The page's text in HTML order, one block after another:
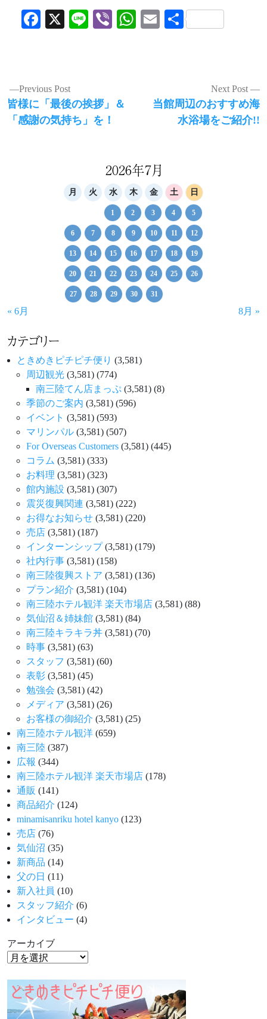
Facebook
X LineViberWhatsApp
Email
共
投
稿
ナ
Previous Post
Previous
post:
皆様に「最後の挨拶」＆
「感謝の気持ち」を！
Next Post
Next
当館周辺のおすすめ海
水浴場をご紹介!!
2026年7月
月 火 水 木 金 土 日
1 2 3 4 5
6 7 8 9 10 11 12
13 14 15 16 17 18 19
20 21 22 23 24 25 26
27 28 29 30 31
« 6月 8月 »
カテゴリー
ときめきピチピチ便り (3,581)
周辺観光 (3,581) (774)
南三陸てん店まっぷ (3,581) (8)
季節のご案内 (3,581) (596)
イベント (3,581) (593)
マリンパル (3,581) (507)
For Overseas Customers (3,581) (445)
コラム (3,581) (333)
お料理 (3,581) (323)
館内施設 (3,581) (307)
震災復興関連 (3,581) (222)
お得なお知らせ (3,581) (220)
売店 (3,581) (187)
インターンシップ(3,581) (179)
社内行事 (3,581) (158)
南三陸復興ストア (3,581) (136)
プラン紹介 (3,581) (104)
南三陸ホテル観洋 楽天市場店 (3,581) (88)
気仙沼＆姉妹館 (3,581) (84)
南三陸キラキラ丼 (3,581) (70)
時事 (3,581) (63)
スタッフ (3,581) (60)
表彰 (3,581) (45)
勉強会 (3,581) (42)
メディア (3,581) (26)
お客様の御紹介 (3,581) (25)
南三陸ホテル観洋 (659)
南三陸 (387)
広報 (344)
南三陸ホテル観洋 楽天市場店 (178)
通販 (141)
商品紹介 (124)
minamisanriku hotel kanyo (123)
売店 (76)
気仙沼 (35)
新商品 (14)
父の日 (11)
新入社員 (10)
スタッフ紹介 (6)
インタビュー (4)
アーカイブ